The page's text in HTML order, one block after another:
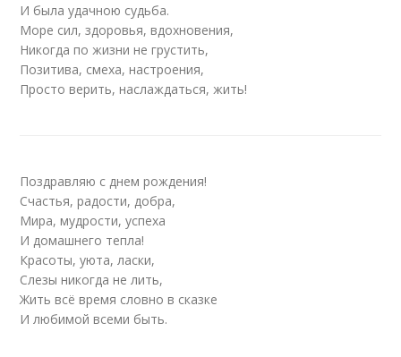
И была удачною судьба.
Море сил, здоровья, вдохновения,
Никогда по жизни не грустить,
Позитива, смеха, настроения,
Просто верить, наслаждаться, жить!
Поздравляю с днем рождения!
Счастья, радости, добра,
Мира, мудрости, успеха
И домашнего тепла!
Красоты, уюта, ласки,
Слезы никогда не лить,
Жить всё время словно в сказке
И любимой всеми быть.